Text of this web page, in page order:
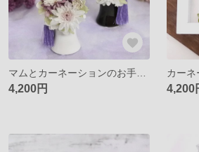
マムとカーネーションのお手入れ不要のお供え花・華やかなコンパクト仏花・花器の色が選べます
4,200円 4,200